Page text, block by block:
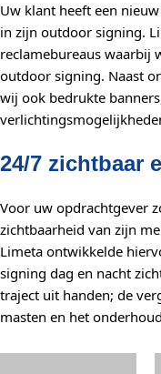
Uw klant heeft een
in zijn outdoor signing.
reclamebureaus waarbij
outdoor signing. Naast
wij ook bedrukte
24/7 zichtbaar
Voor uw opdrachtgever
zichtbaarheid van zijn
Limeta ontwikkelde
signing dag en nacht
traject uit handen; de
masten en het